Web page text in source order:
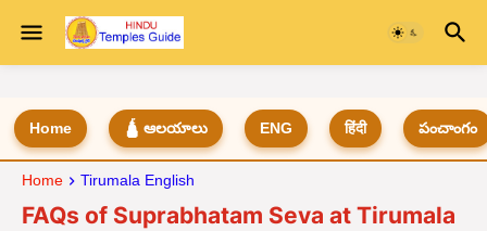
Home 🛕 ఆలయాలు ENG हिंदी పంచాంగం
Home Tirumala English
FAQs of Suprabhatam Seva at Tirumala